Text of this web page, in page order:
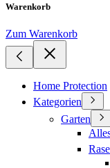
Warenkorb
Zum Warenkorb
Home Protection
Kategorien
Garten